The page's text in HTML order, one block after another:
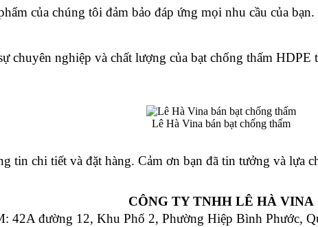
của chúng tôi đảm bảo đáp ứng mọi nhu cầu của
chuyên nghiệp và chất lượng của bạt chống thấm
Lê Hà Vina bán bạt chống thấm
tin chi tiết và đặt hàng. Cảm ơn bạn đã tin tưởng và lựa
CÔNG TY TNHH LÊ HÀ VINA
42A đường 12, Khu Phố 2, Phường Hiệp Bình Phước,